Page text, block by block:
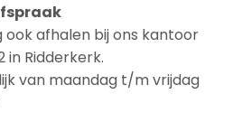
ook afhalen bij ons kantoor
in Ridderkerk.
van maandag t/m vrijdag